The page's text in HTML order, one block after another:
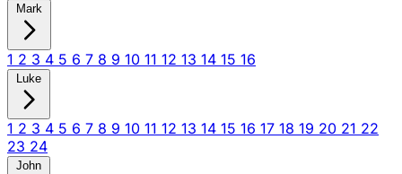
Mark
1 2 3 4 5 6 7 8 9 10 11 12 13 14 15 16
Luke
1 2 3 4 5 6 7 8 9 10 11 12 13 14 15 16 17 18 19 20 21 22
23 24
John